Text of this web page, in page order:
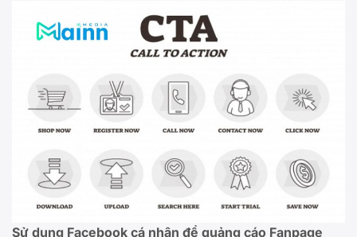
Sử dụng Facebook cá nhân để quảng cáo Fanpage